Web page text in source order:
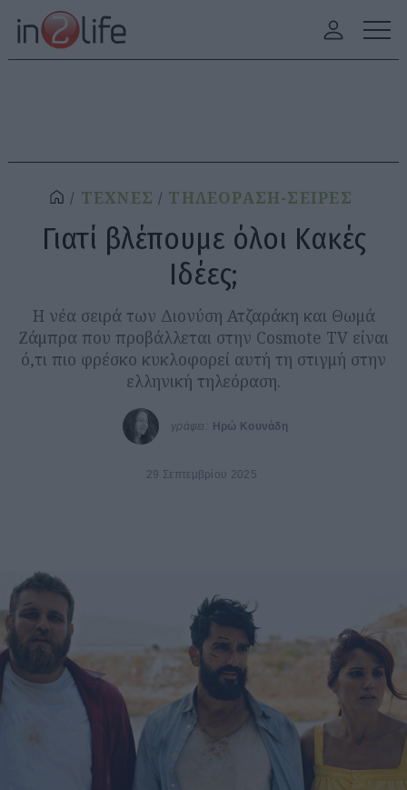
ΤΕΧΝΕΣ ΤΗΛΕΟΡΑΣΗ-ΣΕΙΡΕΣ
Γιατί βλέπουμε όλοι Κακές
Ιδέες;
Η νέα σειρά των Διονύση Ατζαράκη και Θωμά
Ζάμπρα που προβάλλεται στην Cosmote TV είναι
ό,τι πιο φρέσκο κυκλοφορεί αυτή τη στιγμή στην
ελληνική τηλεόραση.
γράφει: Ηρώ Κουνάδη
29 Σεπτεμβρίου 2025